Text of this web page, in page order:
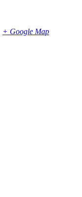
+ Google Map